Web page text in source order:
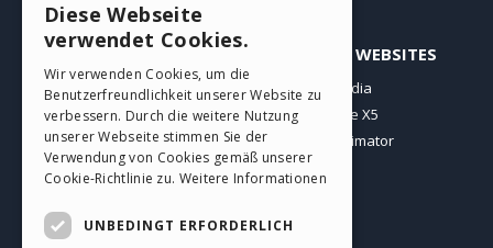
PROFIL
Meine Beiträge
Meine Lizenz
Download
Webhosting
ANDERE WEBSITES
Incomedia
WebSite X5
WebAnimator
GERMAN
SPANISH
PORTUGUESE
Diese Webseite
verwendet Cookies.
Wir verwenden Cookies, um die
Benutzerfreundlichkeit unserer Website zu
verbessern. Durch die weitere Nutzung
unserer Webseite stimmen Sie der
Verwendung von Cookies gemäß unserer
Cookie-Richtlinie zu. Weitere Informationen
UNBEDINGT ERFORDERLICH